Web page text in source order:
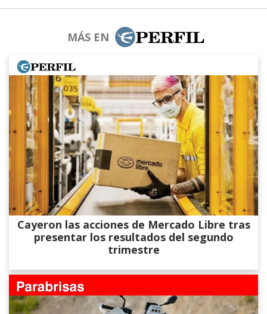
MÁS EN
Cayeron las acciones de Mercado Libre tras
presentar los resultados del segundo
trimestre